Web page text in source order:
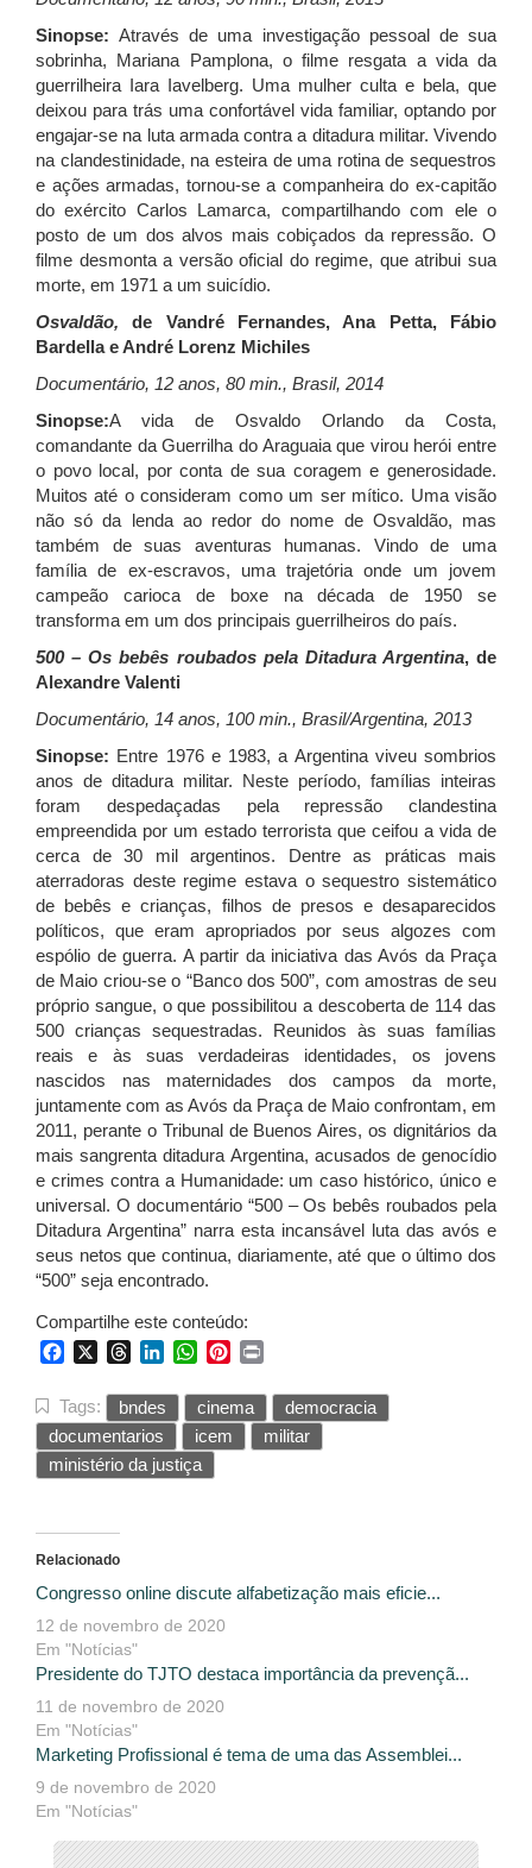
Sinopse:Através de uma investigação pessoal de sua
sobrinha, Mariana Pamplona, o filme resgata a vida da
guerrilheira Iara Iavelberg. Uma mulher culta e bela, que
deixou para trás uma confortável vida familiar, optando por
engajar-se na luta armada contra a ditadura militar. Vivendo
na clandestinidade, na esteira de uma rotina de sequestros
e ações armadas, tornou-se a companheira do ex-capitão
do exército Carlos Lamarca, compartilhando com ele o
posto de um dos alvos mais cobiçados da repressão. O
filme desmonta a versão oficial do regime, que atribui sua
morte, em 1971 a um suicídio.
Osvaldão,de Vandré Fernandes, Ana Petta, Fábio
Bardella e André Lorenz Michiles
Documentário, 12 anos, 80 min., Brasil, 2014
Sinopse:A vida de Osvaldo Orlando da Costa,
comandante da Guerrilha do Araguaia que virou herói entre
o povo local, por conta de sua coragem e generosidade.
Muitos até o consideram como um ser mítico. Uma visão
não só da lenda ao redor do nome de Osvaldão, mas
também de suas aventuras humanas. Vindo de uma
família de ex-escravos, uma trajetória onde um jovem
campeão carioca de boxe na década de 1950 se
transforma em um dos principais guerrilheiros do país.
500 – Os bebês roubados pela Ditadura Argentina, de
Alexandre Valenti
Documentário, 14 anos, 100 min., Brasil/Argentina, 2013
Sinopse: Entre 1976 e 1983, a Argentina viveu sombrios
anos de ditadura militar. Neste período, famílias inteiras
foram despedaçadas pela repressão clandestina
empreendida por um estado terrorista que ceifou a vida de
cerca de 30 mil argentinos. Dentre as práticas mais
aterradoras deste regime estava o sequestro sistemático
de bebês e crianças, filhos de presos e desaparecidos
políticos, que eram apropriados por seus algozes com
espólio de guerra. A partir da iniciativa das Avós da Praça
de Maio criou-se o “Banco dos 500”, com amostras de seu
próprio sangue, o que possibilitou a descoberta de 114 das
500 crianças sequestradas. Reunidos às suas famílias
reais e às suas verdadeiras identidades, os jovens
nascidos nas maternidades dos campos da morte,
juntamente com as Avós da Praça de Maio confrontam, em
2011, perante o Tribunal de Buenos Aires, os dignitários da
mais sangrenta ditadura Argentina, acusados de genocídio
e crimes contra a Humanidade: um caso histórico, único e
universal. O documentário “500 – Os bebês roubados pela
Ditadura Argentina” narra esta incansável luta das avós e
seus netos que continua, diariamente, até que o último dos
“500” seja encontrado.
Compartilhe este conteúdo:
FacebookThreadsLinkedInWhatsApp
Pinterest
Tags: bndes cinema
democracia
documentarios
icem
militar
ministério da justiça
Relacionado
Congresso online discute alfabetização mais eficie...
12 de novembro de 2020
Em "Notícias"
Presidente do TJTO destaca importância da prevençã...
11 de novembro de 2020
Em "Notícias"
Marketing Profissional é tema de uma das Assemblei...
9 de novembro de 2020
Em "Notícias"